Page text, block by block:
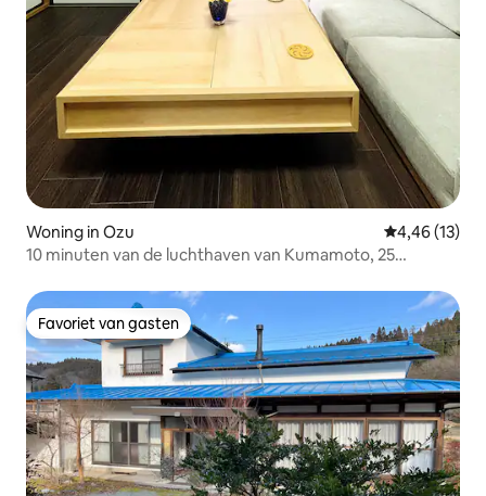
Woning in Ozu Gemiddelde
4,46 (13)
10 minuten van de luchthaven van Kumamoto, 25
Japanse vrijstaande villa
Favoriet van gasten
Favoriet van gasten